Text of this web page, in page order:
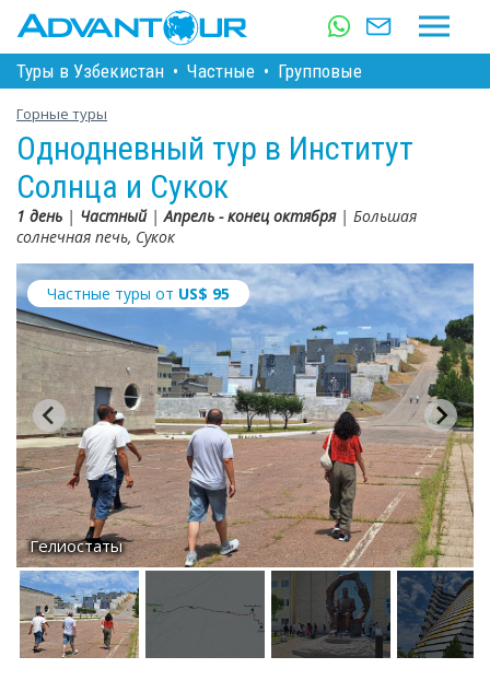
Туры в Узбекистан • Частные • Групповые
Горные туры
Однодневный тур в Институт
Солнца и Сукок
1 день | Частный|Апрель - конец октября| Большая
солнечная печь, Сукок
Частные туры от US$ 95
Гелиостаты